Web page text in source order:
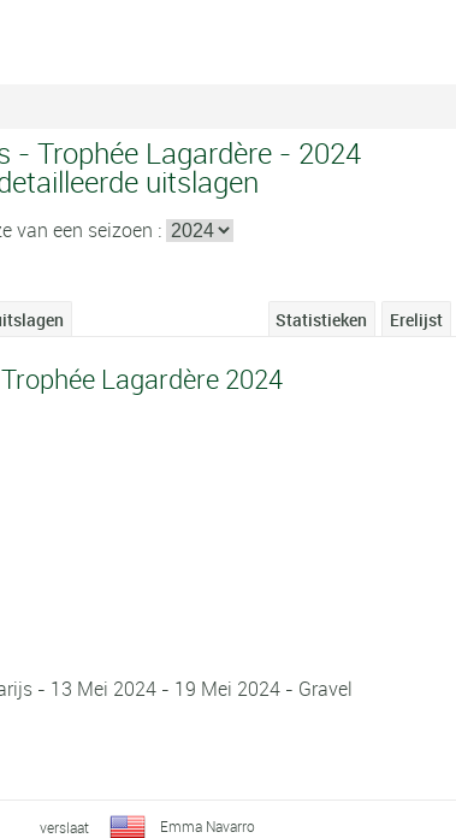
- Trophée Lagardère - 2024
uitslagen
van een seizoen :
Erelijst
Statistieken
Lagardère 2024
- 13 Mei 2024 - 19 Mei 2024 - Gravel
verslaat Emma Navarro